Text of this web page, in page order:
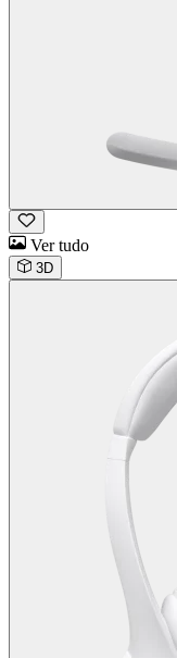
Ver tudo
3D